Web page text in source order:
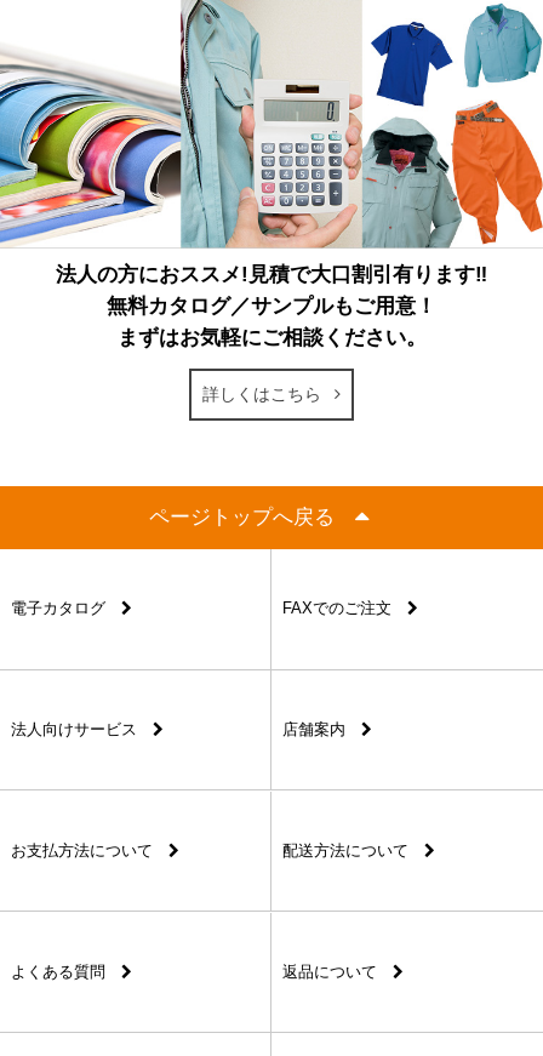
法人の方におススメ!見積で大口割引有ります‼
無料カタログ／サンプルもご用意！
まずはお気軽にご相談ください。
詳しくはこちら
ページトップへ戻る
電子カタログ FAXでのご注文
法人向けサービス 店舗案内
お支払方法について 配送方法について
よくある質問 返品について